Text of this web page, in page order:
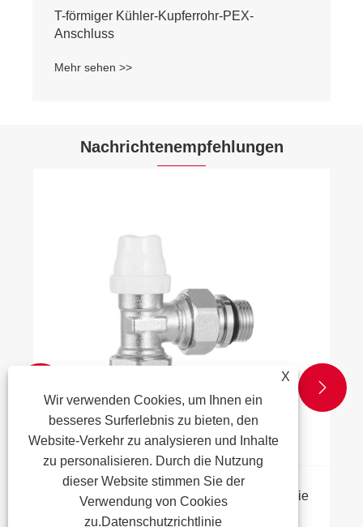
T-förmiger Kühler-Kupferrohr-PEX-
Anschluss
Mehr sehen >>
Nachrichtenempfehlungen
Warum ist ein Absperrventil aus Messing die
bevorzugte Wahl für moderne

X
Wir verwenden Cookies, um Ihnen ein
besseres Surferlebnis zu bieten, den
Website-Verkehr zu analysieren und Inhalte
zu personalisieren. Durch die Nutzung
dieser Website stimmen Sie der
Verwendung von Cookies
zu.Datenschutzrichtlinie